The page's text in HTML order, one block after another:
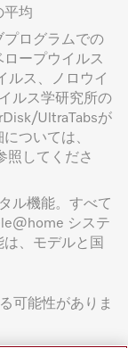
平均
プログラムでの
ープウイルス
ルス、ノロウイ
ルス学研究所の
UltraTabsが
ついては、
してくださ
ル機能。すべて
システ
、モデルと国
可能性がありま